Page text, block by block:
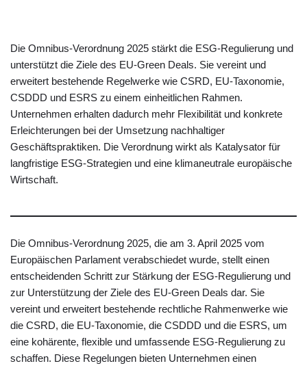
Die Omnibus-Verordnung 2025 stärkt die ESG-Regulierung und
unterstützt die Ziele des EU-Green Deals. Sie vereint und
erweitert bestehende Regelwerke wie CSRD, EU-Taxonomie,
CSDDD und ESRS zu einem einheitlichen Rahmen.
Unternehmen erhalten dadurch mehr Flexibilität und konkrete
Erleichterungen bei der Umsetzung nachhaltiger
Geschäftspraktiken. Die Verordnung wirkt als Katalysator für
langfristige ESG-Strategien und eine klimaneutrale europäische
Wirtschaft.
Die Omnibus-Verordnung 2025, die am 3. April 2025 vom
Europäischen Parlament verabschiedet wurde, stellt einen
entscheidenden Schritt zur Stärkung der ESG-Regulierung und
zur Unterstützung der Ziele des EU-Green Deals dar. Sie
vereint und erweitert bestehende rechtliche Rahmenwerke wie
die CSRD, die EU-Taxonomie, die CSDDD und die ESRS, um
eine kohärente, flexible und umfassende ESG-Regulierung zu
schaffen. Diese Regelungen bieten Unternehmen einen